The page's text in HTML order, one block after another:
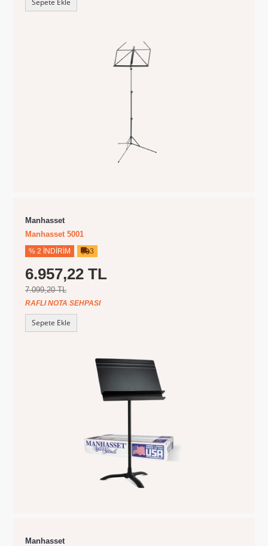
Sepete Ekle
Manhasset
Manhasset 5001
% 2 İNDIRIM 3
6.957,22 TL
7.099,20 TL
RAFLI NOTA SEHPASI
Sepete Ekle
Manhasset